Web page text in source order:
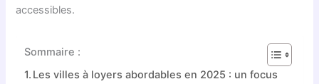
accessibles.
Sommaire :
Les villes à loyers abordables en 2025 : un focus